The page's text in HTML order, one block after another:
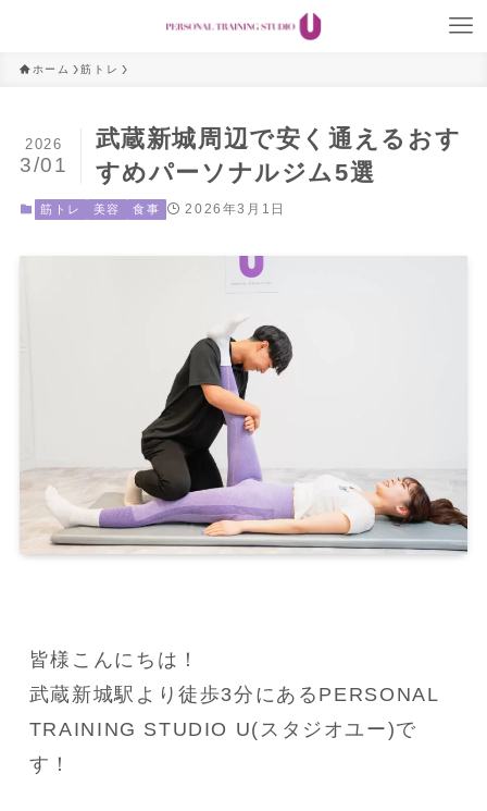
ホーム 筋トレ
武蔵新城周辺で安く通えるおす
すめパーソナルジム5選
2026
3/01
筋トレ 美容 食事 2026年3月1日
皆様こんにちは！
武蔵新城駅より徒歩3分にあるPERSONAL
TRAINING STUDIO U(スタジオユー)で
す！